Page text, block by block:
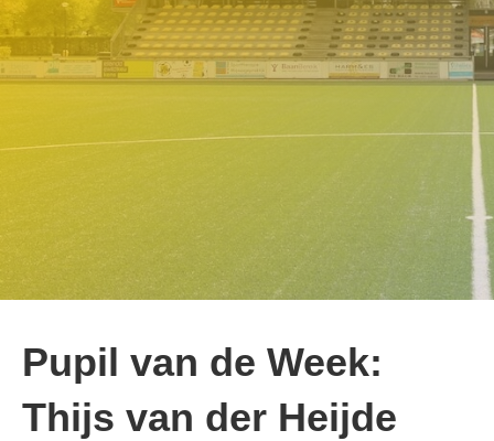
Pupil van de Week:
Thijs van der Heijde